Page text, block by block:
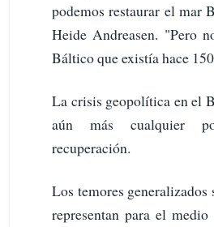
podemos restaurar el mar
Heide Andreasen. "Pero
Báltico que existía hace
La crisis geopolítica en el
aún más cualquier
recuperación.
Los temores generalizados
representan para el